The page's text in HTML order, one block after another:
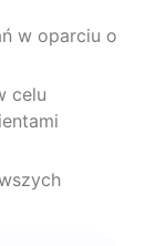
w oparciu o
celu